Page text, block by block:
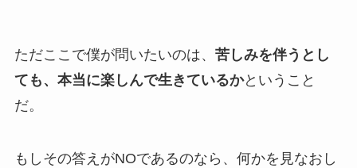
ただここで僕が問いたいのは、 苦しみを伴うとし
ても、本当に楽しんで生きているかということ
だ。
もしその答えがNOであるのなら、何かを見なおし